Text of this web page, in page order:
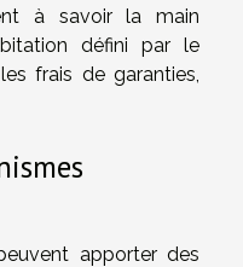
à savoir la main
défini par le
frais de garanties,
apporter des